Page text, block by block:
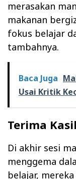
merasakan
makanan
fokus belajar
tambahnya.
Baca Juga
Usai Kritik
Terima
Di akhir sesi
menggema
belajar,